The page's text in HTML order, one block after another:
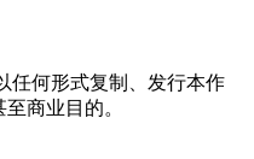
任何形式复制、发行本作
商业目的。